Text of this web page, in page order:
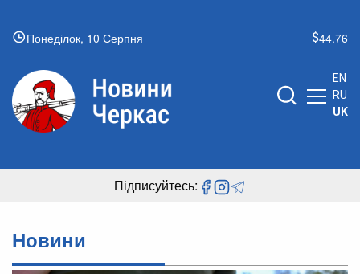
Понеділок, 10 Серпня 44.76
EN
RU
UK
Підписуйтесь:
Новини